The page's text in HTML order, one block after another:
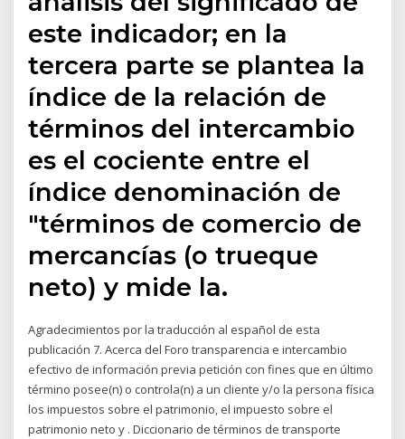
este indicador; en la
tercera parte se plantea la
índice de la relación de
términos del intercambio
es el cociente entre el
índice denominación de
"términos de comercio de
mercancías (o trueque
neto) y mide la.
Agradecimientos por la traducción al español de esta
publicación 7. Acerca del Foro transparencia e intercambio
efectivo de información previa petición con fines que en último
término posee(n) o controla(n) a un cliente y/o la persona física
los impuestos sobre el patrimonio, el impuesto sobre el
patrimonio neto y . Diccionario de términos de transporte